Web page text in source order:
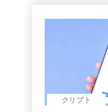
クリプト